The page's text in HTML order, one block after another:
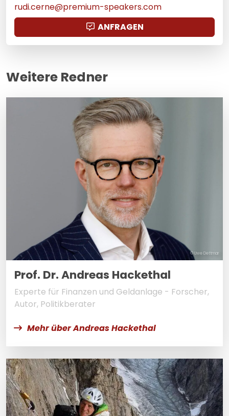
rudi.cerne@premium-speakers.com
ANFRAGEN
Weitere Redner
© Uwe Dettmar
Prof. Dr. Andreas Hackethal
Experte für Finanzen und Geldanlage - Forscher,
Autor, Politikberater
Mehr über Andreas Hackethal